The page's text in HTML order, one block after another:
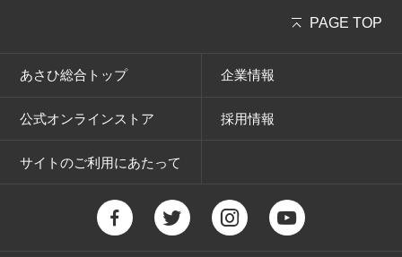
PAGE TOP
あさひ総合トップ 企業情報
公式オンラインストア 採用情報
サイトのご利用にあたって